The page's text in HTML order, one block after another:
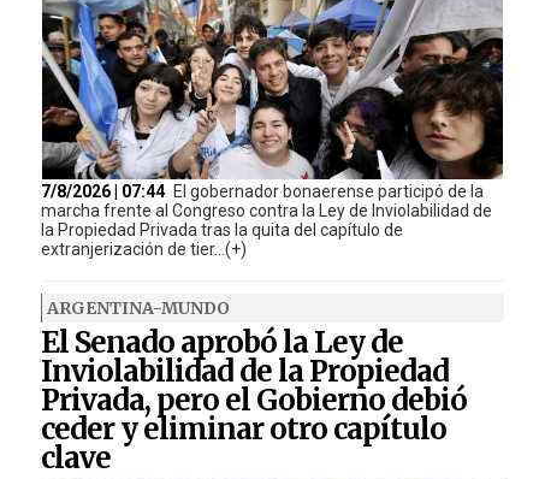
7/8/2026 | 07:44 El gobernador bonaerense participó de la
marcha frente al Congreso contra la Ley de Inviolabilidad de
la Propiedad Privada tras la quita del capítulo de
extranjerización de tier...(+)
ARGENTINA-MUNDO
El Senado aprobó la Ley de
Inviolabilidad de la Propiedad
Privada, pero el Gobierno debió
ceder y eliminar otro capítulo
clave